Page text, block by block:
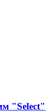
"Select"